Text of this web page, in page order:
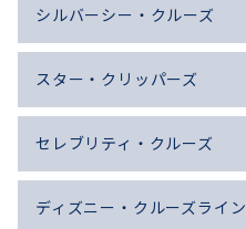
シルバーシー・クルーズ
スター・クリッパーズ
セレブリティ・クルーズ
ディズニー・クルーズライン